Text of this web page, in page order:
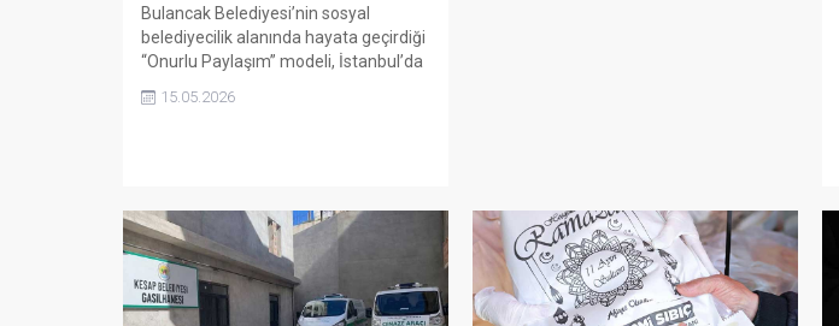
Bulancak Belediyesi’nin sosyal
belediyecilik alanında hayata geçirdiği
“Onurlu Paylaşım” modeli, İstanbul’da
Forumu’nda büyük ilgi gördü. 400
15.05.2026